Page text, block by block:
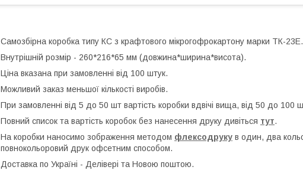
Самозбірна коробка типу КС з крафтового мікрогофрокартону марки ТК-23Е.
Внутрішній розмір - 260*216*65 мм (довжина*ширина*висота).
Ціна вказана при замовленні від 100 штук.
Можливий заказ меньшої кількості виробів.
При замовленні від 5 до 50 шт вартість коробки вдвічі вища, від 50 до 100
Повний список та вартість коробок без нанесення друку дивіться тут.
На коробки наносимо зображення методом флексодруку в один, два
повнокольоровий друк офсетним способом.
Доставка по Україні - Делівері та Новою поштою.